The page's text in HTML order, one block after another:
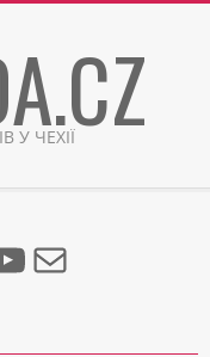
У ЧЕХІЇ
Mail